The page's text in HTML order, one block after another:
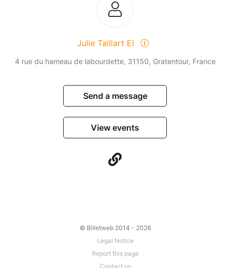
Julie Taillart EI
4 rue du hameau de labourdette, 31150, Gratentour, France
Send a message
View events
© Billetweb 2014 - 2026
Legal Notice
Report this page
Contact us